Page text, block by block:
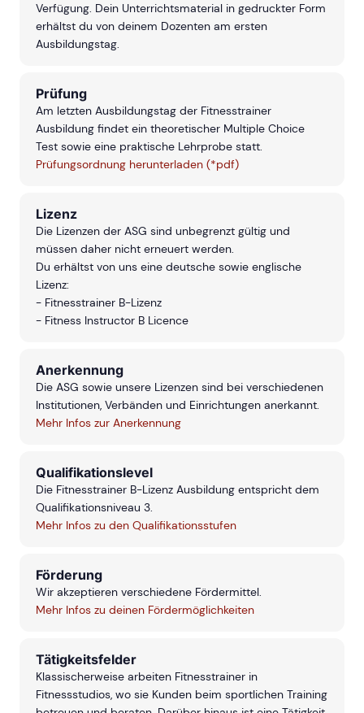
Verfügung. Dein Unterrichtsmaterial in gedruckter Form
erhältst du von deinem Dozenten am ersten
Ausbildungstag.
Prüfung
Am letzten Ausbildungstag der Fitnesstrainer
Ausbildung findet ein theoretischer Multiple Choice
Test sowie eine praktische Lehrprobe statt.
Prüfungsordnung herunterladen (*pdf)
Lizenz
Die Lizenzen der ASG sind unbegrenzt gültig und
müssen daher nicht erneuert werden.
Du erhältst von uns eine deutsche sowie englische
Lizenz:
- Fitnesstrainer B-Lizenz
- Fitness Instructor B Licence
Anerkennung
Die ASG sowie unsere Lizenzen sind bei verschiedenen
Institutionen, Verbänden und Einrichtungen anerkannt.
Mehr Infos zur Anerkennung
Qualifikationslevel
Die Fitnesstrainer B-Lizenz Ausbildung entspricht dem
Qualifikationsniveau 3.
Mehr Infos zu den Qualifikationsstufen
Förderung
Wir akzeptieren verschiedene Fördermittel.
Mehr Infos zu deinen Fördermöglichkeiten
Tätigkeitsfelder
Klassischerweise arbeiten Fitnesstrainer in
Fitnessstudios, wo sie Kunden beim sportlichen Training